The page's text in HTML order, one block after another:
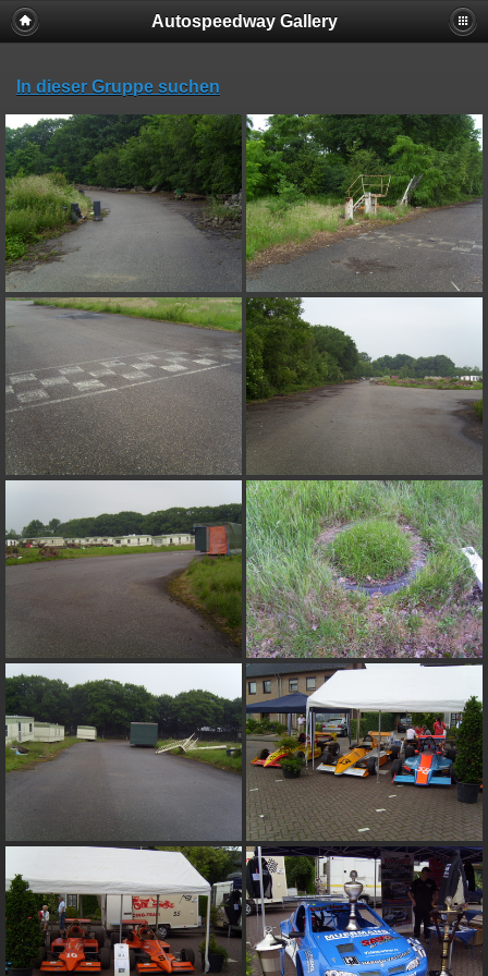
Autospeedway Gallery
In dieser Gruppe suchen